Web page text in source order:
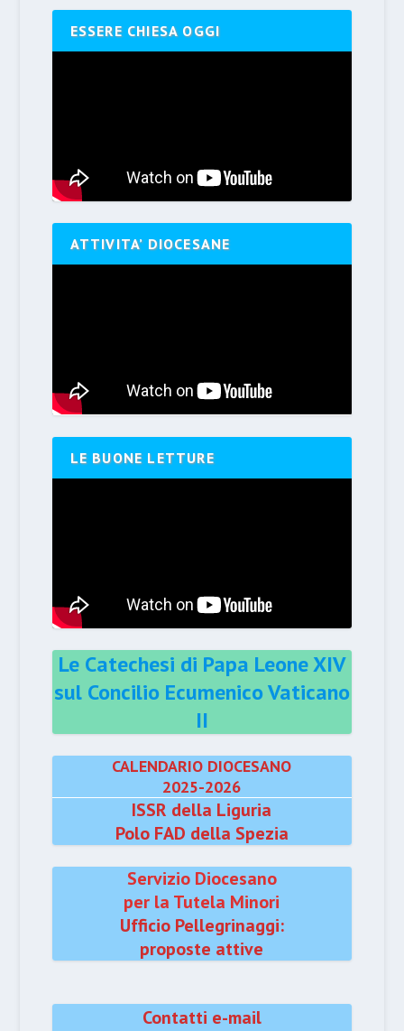
ESSERE CHIESA OGGI
ATTIVITA’ DIOCESANE
LE BUONE LETTURE
Le Catechesi di Papa Leone XIV
sul Concilio Ecumenico Vaticano
II
CALENDARIO DIOCESANO
2025-2026
ISSR della Liguria
Polo FAD della Spezia
Servizio Diocesano
per la Tutela Minori
Ufficio Pellegrinaggi:
proposte attive
Contatti e-mail